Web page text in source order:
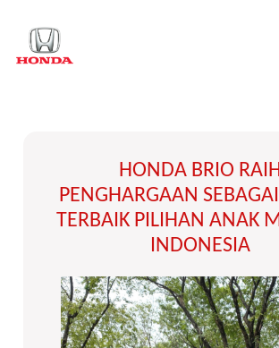
HONDA BRIO
PENGHARGAAN
TERBAIK PILIHAN ANAK
INDONESIA